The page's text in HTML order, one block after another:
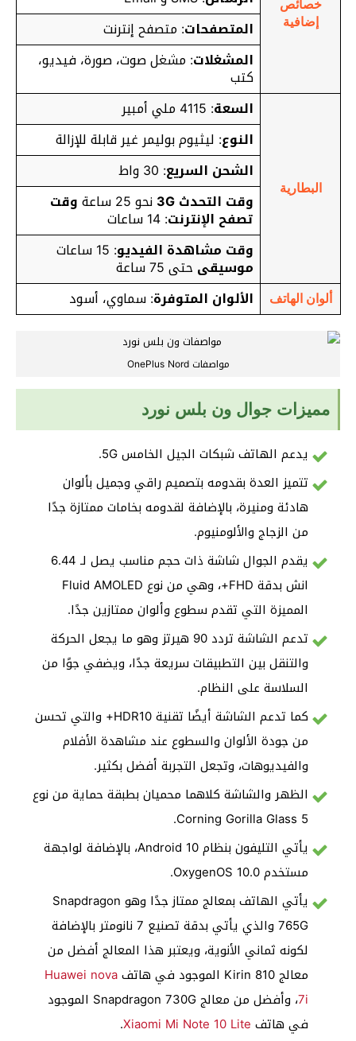
خصائص
إضافية
المتصفحات: متصفح إنترنت
المشغلات: مشغل صوت، صورة، فيديو،
كتب
البطارية
السعة: 4115 ملي أمبير
النوع: ليثيوم بوليمر غير قابلة للإزالة
الشحن السريع: 30 واط
وقت التحدث 3G
نحو 25 ساعة وقت
تصفح الإنترنت: 14 ساعات
وقت مشاهدة الفيديو: 15 ساعات
موسيقى حتى 75 ساعة
ألوان الهاتف الألوان المتوفرة: سماوي، أسود
مواصفات OnePlus Nord
مميزات جوال ون بلس نورد
يدعم الهاتف شبكات الجيل الخامس 5G.
تتميز العدة بقدومه بتصميم راقي وجميل بألوان
هادئة ومنيرة، بالإضافة لقدومه بخامات ممتازة جدًا
من الزجاج والألومنيوم.
يقدم الجوال شاشة ذات حجم مناسب يصل لـ 6.44
انش بدقة FHD+، وهي من نوع Fluid AMOLED
المميزة التي تقدم سطوع وألوان ممتازين جدًا.
تدعم الشاشة تردد 90 هيرتز وهو ما يجعل الحركة
والتنقل بين التطبيقات سريعة جدًا، ويضفي جوًا من
السلاسة على النظام.
كما تدعم الشاشة أيضًا تقنية HDR10+ والتي تحسن
من جودة الألوان والسطوع عند مشاهدة الأفلام
والفيديوهات، وتجعل التجربة أفضل بكثير.
الظهر والشاشة كلاهما محميان بطبقة حماية من نوع
Corning Gorilla Glass 5.
يأتي التليفون بنظام Android 10، بالإضافة لواجهة
مستخدم OxygenOS 10.0.
يأتي الهاتف بمعالج ممتاز جدًا وهو Snapdragon
765G والذي يأتي بدقة تصنيع 7 نانومتر بالإضافة
لكونه ثماني الأنوية، ويعتبر هذا المعالج أفضل من
معالج Kirin 810 الموجود في هاتف
Huawei nova
7i
، وأفضل من معالج Snapdragon 730G الموجود
في هاتف Xiaomi Mi Note 10 Lite
.